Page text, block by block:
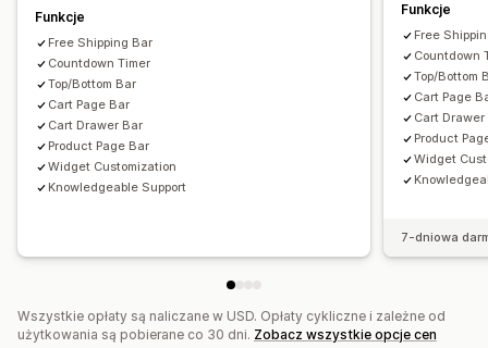
Funkcje
Free Shipping Bar
Countdown Timer
Top/Bottom Bar
Cart Page Bar
Cart Drawer Bar
Product Page Bar
Widget Customization
Knowledgeable Support
Funkcje
Free
Countdown
Top/Bottom
Cart Page
Cart Drawer
Product
Widget
7-dniowa
Wszystkie opłaty są naliczane w USD. Opłaty cykliczne i zależne od
użytkowania są pobierane co 30 dni. Zobacz wszystkie opcje cen